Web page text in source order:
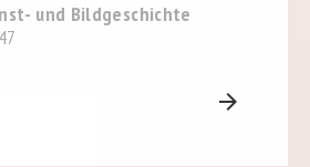
und Bildgeschichte
arrow_forward